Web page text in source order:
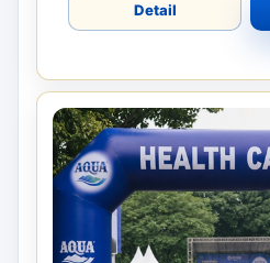
Detail